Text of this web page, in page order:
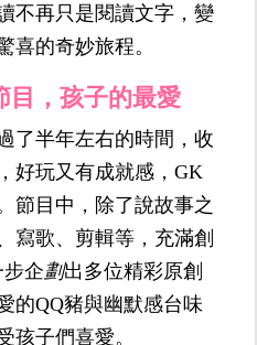
不再只是閱讀文字，變
喜的奇妙旅程。
目，孩子的最愛
了半年左右的時間，收
好玩又有成就感，GK
節目中，除了說故事之
寫歌、剪輯等，充滿創
企劃出多位精彩原創
的QQ豬與幽默感台味
孩子們喜愛。